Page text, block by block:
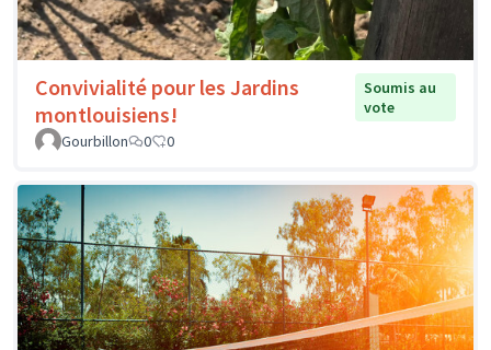
Convivialité pour les Jardins
montlouisiens!
Soumis au
vote
Gourbillon
0 0